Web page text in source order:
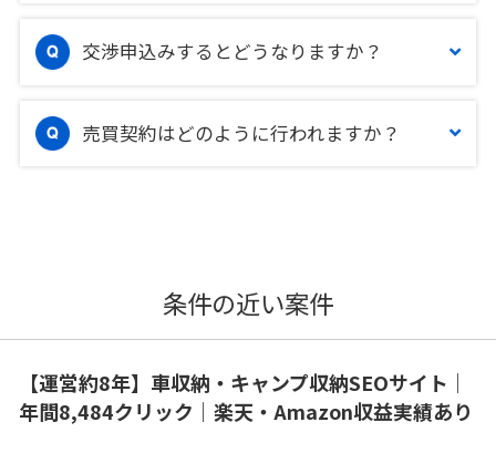
交渉申込みするとどうなりますか？
売買契約はどのように行われますか？
条件の近い案件
【運営約8年】車収納・キャンプ収納SEOサイト｜
年間8,484クリック｜楽天・Amazon収益実績あり